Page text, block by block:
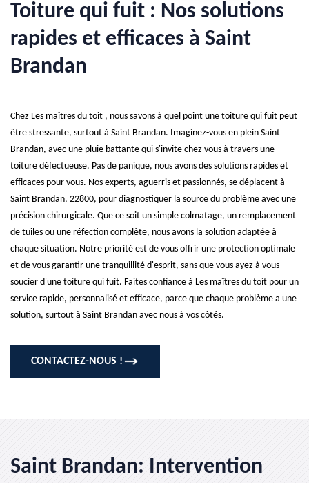
Toiture qui fuit : Nos solutions
rapides et efficaces à Saint
Brandan
Chez Les maîtres du toit , nous savons à quel point une toiture qui fuit peut
être stressante, surtout à Saint Brandan. Imaginez-vous en plein Saint
Brandan, avec une pluie battante qui s'invite chez vous à travers une
toiture défectueuse. Pas de panique, nous avons des solutions rapides et
efficaces pour vous. Nos experts, aguerris et passionnés, se déplacent à
Saint Brandan, 22800, pour diagnostiquer la source du problème avec une
précision chirurgicale. Que ce soit un simple colmatage, un remplacement
de tuiles ou une réfection complète, nous avons la solution adaptée à
chaque situation. Notre priorité est de vous offrir une protection optimale
et de vous garantir une tranquillité d'esprit, sans que vous ayez à vous
soucier d'une toiture qui fuit. Faites confiance à Les maîtres du toit pour un
service rapide, personnalisé et efficace, parce que chaque problème a une
solution, surtout à Saint Brandan avec nous à vos côtés.
CONTACTEZ-NOUS !
Saint Brandan: Intervention